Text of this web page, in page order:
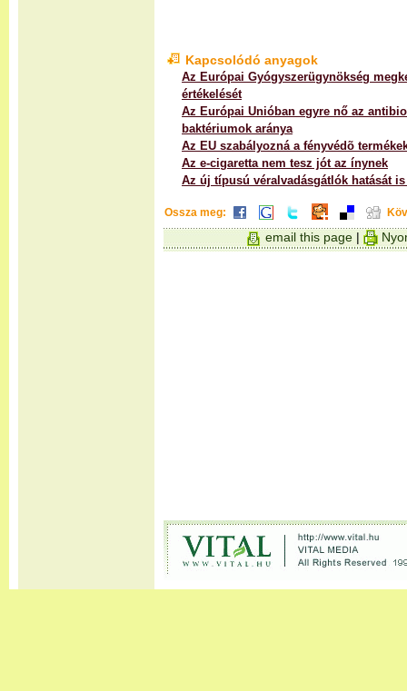
Kapcsolódó anyagok
Az Európai Gyógyszerügynökség
értékelését
Az Európai Unióban egyre nő az
baktériumok aránya
Az EU szabályozná a fényvédõ
Az e-cigaretta nem tesz jót az ínynek
Az új típusú véralvadásgátlók hatását
Ossza meg:
email this page|